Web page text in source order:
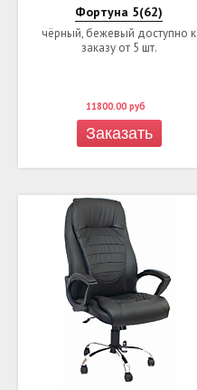
Фортуна 5(62)
чёрный, бежевый доступно к
заказу от 5 шт.
11800.00 руб
Заказать